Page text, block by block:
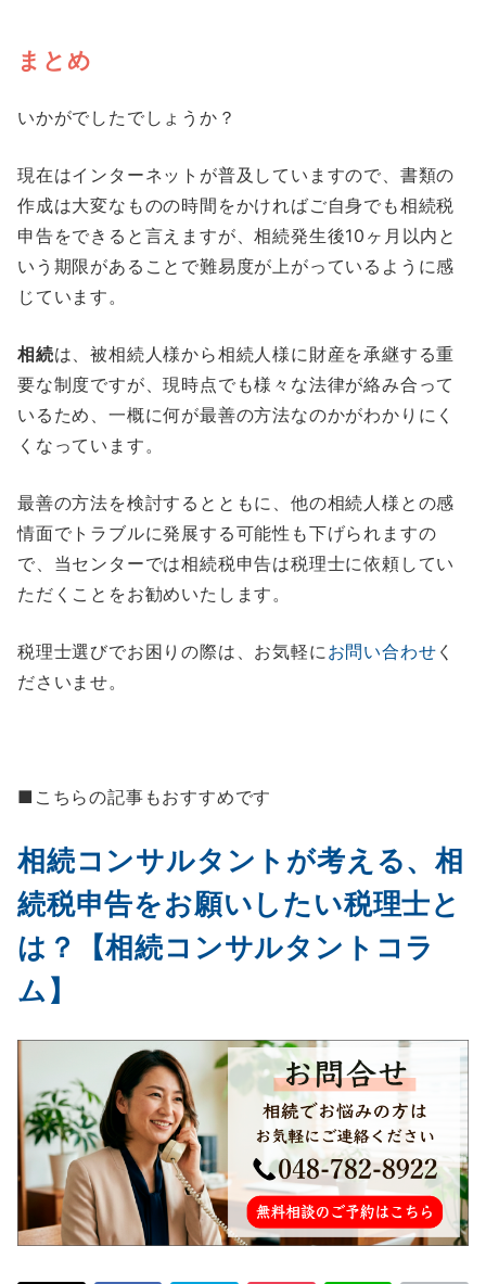
まとめ
いかがでしたでしょうか？
現在はインターネットが普及していますので、書類の
作成は大変なものの時間をかければご自身でも相続税
申告をできると言えますが、相続発生後10ヶ月以内と
いう期限があることで難易度が上がっているように感
じています。
相続は、被相続人様から相続人様に財産を承継する重
要な制度ですが、現時点でも様々な法律が絡み合って
いるため、一概に何が最善の方法なのかがわかりにく
くなっています。
最善の方法を検討するとともに、他の相続人様との感
情面でトラブルに発展する可能性も下げられますの
で、当センターでは相続税申告は税理士に依頼してい
ただくことをお勧めいたします。
税理士選びでお困りの際は、お気軽にお問い合わせ く
ださいませ。
■こちらの記事もおすすめです
相続コンサルタントが考える、相
続税申告をお願いしたい税理士と
は？【相続コンサルタントコラ
ム】